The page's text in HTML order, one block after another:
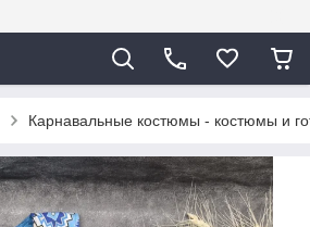
Карнавальные костюмы - костюмы и